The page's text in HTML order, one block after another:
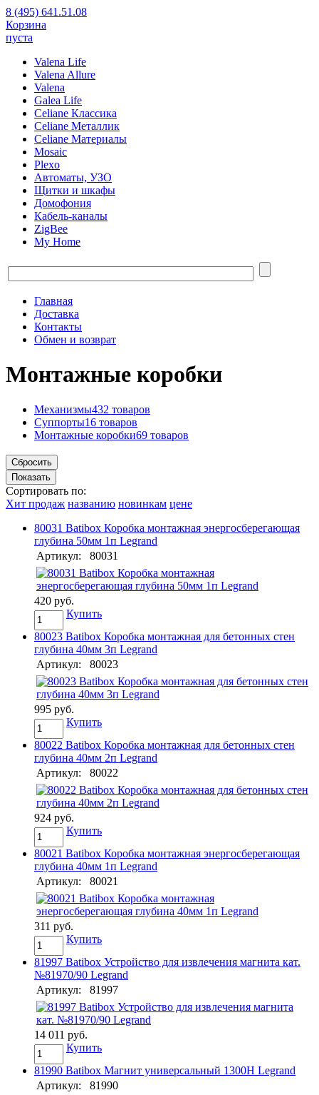
8 (495) 641.51.08
Корзина
пуста
Valena Life
Valena Allure
Valena
Galea Life
Celiane Классика
Celiane Металлик
Celiane Материалы
Mosaic
Plexo
Автоматы, УЗО
Щитки и шкафы
Домофония
Кабель-каналы
ZigBee
My Home
Главная
Доставка
Контакты
Обмен и возврат
Монтажные коробки
Механизмы432 товаров
Суппорты16 товаров
Монтажные коробки69 товаров
Сортировать по:
Хит продаж названию новинкам цене
80031 Batibox Коробка монтажная энергосберегающая
глубина 50мм 1п Legrand
Артикул:
80031
420 руб.
Купить
80023 Batibox Коробка монтажная для бетонных стен
глубина 40мм 3п Legrand
Артикул:
80023
995 руб.
Купить
80022 Batibox Коробка монтажная для бетонных стен
глубина 40мм 2п Legrand
Артикул:
80022
924 руб.
Купить
80021 Batibox Коробка монтажная энергосберегающая
глубина 40мм 1п Legrand
Артикул:
80021
311 руб.
Купить
81997 Batibox Устройство для извлечения магнита кат.
№81970/90 Legrand
Артикул:
81997
14 011 руб.
Купить
81990 Batibox Магнит универсальный 1300Н Legrand
Артикул:
81990